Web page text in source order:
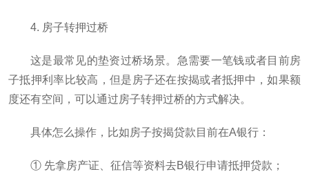
4. 房子转押过桥
这是最常见的垫资过桥场景。急需要一笔钱或者目前房
子抵押利率比较高，但是房子还在按揭或者抵押中，如果额
度还有空间，可以通过房子转押过桥的方式解决。
具体怎么操作，比如房子按揭贷款目前在A银行：
① 先拿房产证、征信等资料去B银行申请抵押贷款；